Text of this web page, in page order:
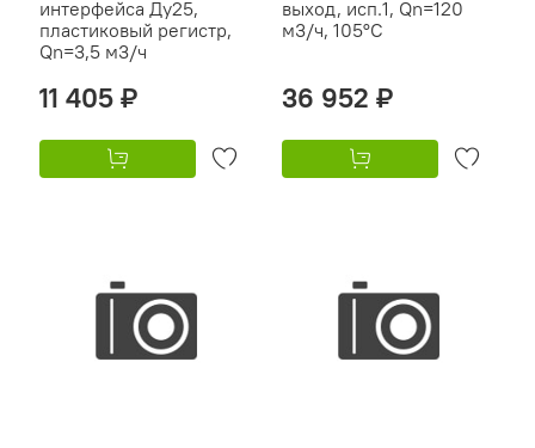
интерфейса Ду25,
пластиковый регистр,
Qn=3,5 м3/ч
11 405 ₽
выход, исп.1, Qn=120
м3/ч, 105°C
36 952 ₽